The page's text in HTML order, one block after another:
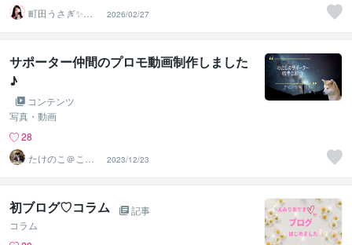
町田うさぎ✨閃
光の幸せ届け人
♡怪談師⛩️
2026/02/27
サポーター仲間のプロモ動画制作しました
♪
コンテンツ
写真・動画
28
たけのこ＠ここ
ろの地図屋
2023/12/23
初ブログ♡コラム
記事
コラム